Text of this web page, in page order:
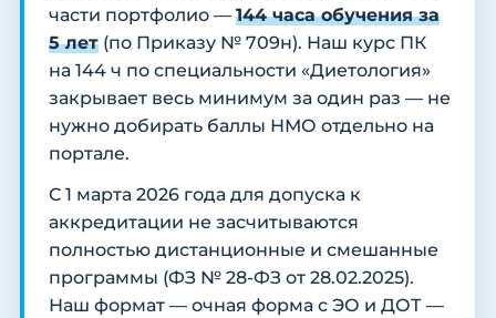
части портфолио — 144 часа обучения за
5 лет (по Приказу № 709н). Наш курс ПК
на 144 ч по специальности «Диетология»
закрывает весь минимум за один раз — не
нужно добирать баллы НМО отдельно на
портале.
С 1 марта 2026 года для допуска к
аккредитации не засчитываются
полностью дистанционные и смешанные
программы (ФЗ № 28-ФЗ от 28.02.2025).
Наш формат — очная форма с ЭО и ДОТ —